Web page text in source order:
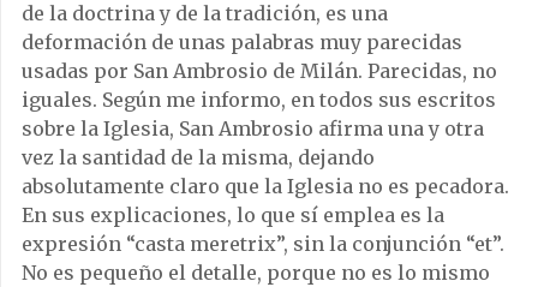
de la doctrina y de la tradición, es una
deformación de unas palabras muy parecidas
usadas por San Ambrosio de Milán. Parecidas, no
iguales. Según me informo, en todos sus escritos
sobre la Iglesia, San Ambrosio afirma una y otra
vez la santidad de la misma, dejando
absolutamente claro que la Iglesia no es pecadora.
En sus explicaciones, lo que sí emplea es la
expresión “casta meretrix”, sin la conjunción “et”.
No es pequeño el detalle, porque no es lo mismo